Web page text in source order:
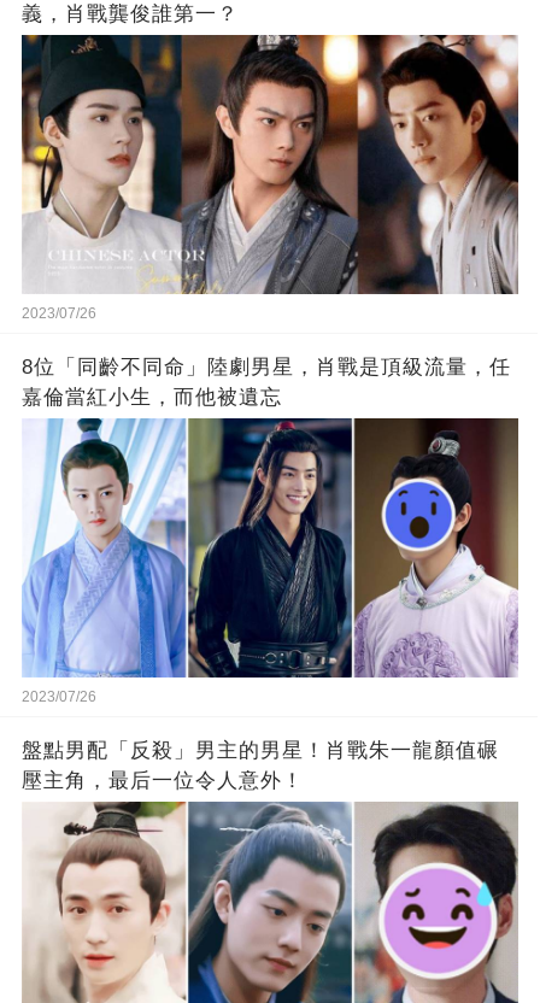
義，肖戰龔俊誰第一？
2023/07/26
8位「同齡不同命」陸劇男星，肖戰是頂級流量，任
嘉倫當紅小生，而他被遺忘
2023/07/26
盤點男配「反殺」男主的男星！肖戰朱一龍顏值碾
壓主角，最后一位令人意外！